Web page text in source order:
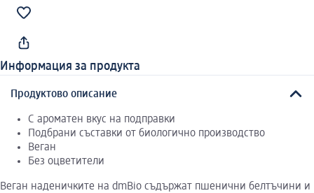
Информация за продукта
Продуктово описание
С ароматен вкус на подправки
Подбрани съставки от биологично производство
Веган
Без оцветители
Веган наденичките на dmBio съдържат пшенични белтъчини и